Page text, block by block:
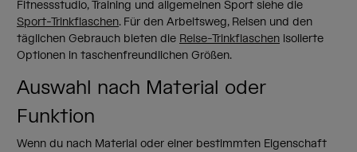
Fitnessstudio, Training und allgemeinen Sport siehe die
Sport-Trinkflaschen. Für den Arbeitsweg, Reisen und den
täglichen Gebrauch bieten die Reise-Trinkflaschen isolierte
Optionen in taschenfreundlichen Größen.
Auswahl nach Material oder
Funktion
Wenn du nach Material oder einer bestimmten Eigenschaft